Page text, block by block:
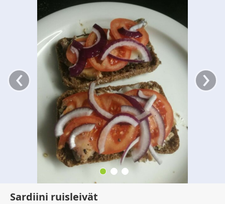
‹ ›
Sardiini ruisleivät